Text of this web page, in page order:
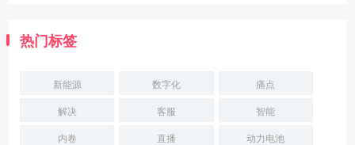
热门标签
新能源 数字化
痛点
解决
客服
智能
内卷
直播
动力电池